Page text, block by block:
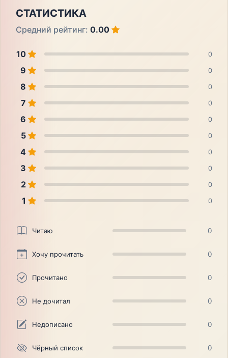
СТАТИСТИКА
Средний рейтинг: 0.00
10 0
9 0
8 0
7 0
6 0
5 0
4 0
3 0
2 0
1 0
Читаю 0
Хочу прочитать 0
Прочитано 0
Не дочитал 0
Недописано 0
Чёрный список 0